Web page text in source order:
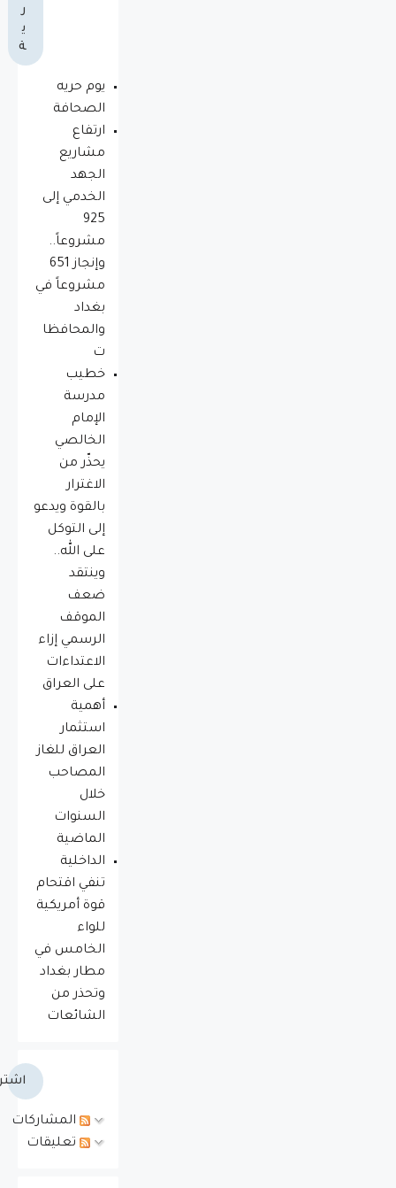
ر
ي
ة
يوم حريه
الصحافة
ارتفاع
مشاريع
الجهد
الخدمي إلى
925
مشروعاً..
وإنجاز 651
مشروعاً في
بغداد
والمحافظا
ت
خطيب
مدرسة
الإمام
الخالصي
يحذّر من
الاغترار
بالقوة ويدعو
إلى التوكل
على الله..
وينتقد
ضعف
الموقف
الرسمي إزاء
الاعتداءات
على العراق
أهمية
استثمار
العراق للغاز
المصاحب
خلال
السنوات
الماضية
الداخلية
تنفي اقتحام
قوة أمريكية
للواء
الخامس في
مطار بغداد
وتحذر من
الشائعات
المشاركات
تعليقات